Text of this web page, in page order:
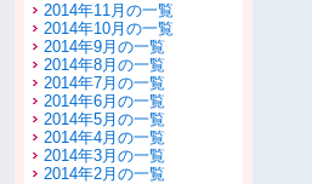
2014年11月の一覧
2014年10月の一覧
2014年9月の一覧
2014年8月の一覧
2014年7月の一覧
2014年6月の一覧
2014年5月の一覧
2014年4月の一覧
2014年3月の一覧
2014年2月の一覧